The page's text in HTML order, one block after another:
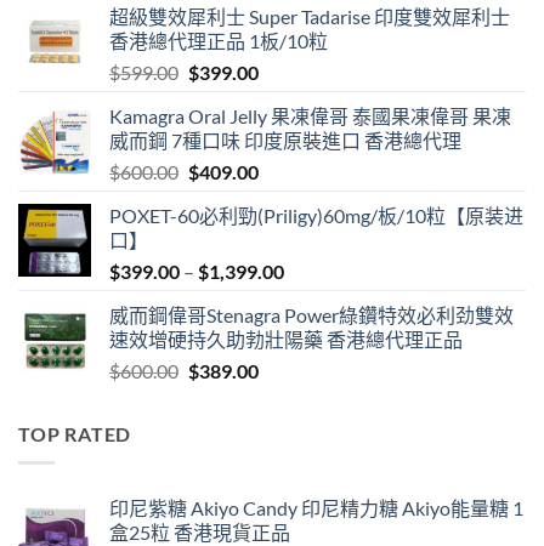
超級雙效犀利士 Super Tadarise 印度雙效犀利士
香港總代理正品 1板/10粒
$599.00 Original
was:
$599.00.
$399.00Current
is:
$399.00.
Kamagra Oral Jelly 果凍偉哥 泰國果凍偉哥 果凍
威而鋼 7種口味 印度原裝進口 香港總代理
$600.00 Original
was:
$409.00Current
is:
POXET-60必利勁(Priligy)60mg/板/10粒【原装进
口】
$399.00 – $1,399.00Price
$399.00
through
威而鋼偉哥Stenagra Power綠鑽特效必利劲雙效
速效增硬持久助勃壯陽藥 香港總代理正品
$600.00 Original
$389.00Current
TOP RATED
印尼紫糖 Akiyo Candy 印尼精力糖 Akiyo能量糖 1
盒25粒 香港現貨正品